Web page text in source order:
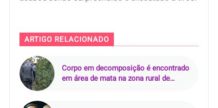
ARTIGO RELACIONADO
Corpo em decomposição é encontrado
em área de mata na zona rural de